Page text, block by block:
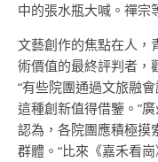
中的張水瓶大喊。禪宗
文藝創作的焦點在人，
術價值的最終評判者，
“有些院團通過文旅融
這種創新值得借鑒。”
認為，各院團應積極摸
群體。“比來《嘉禾看